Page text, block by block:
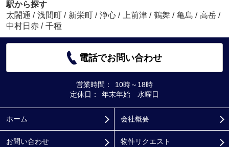
駅から探す
太閤通 / 浅間町 / 新栄町 / 浄心 / 上前津 / 鶴舞 / 亀島 / 高岳 /
中村日赤 / 千種
電話でお問い合わせ
営業時間：
10時～18時
定休日：
年末年始 水曜日
ホーム 会社概要
お問い合わせ 物件リクエスト